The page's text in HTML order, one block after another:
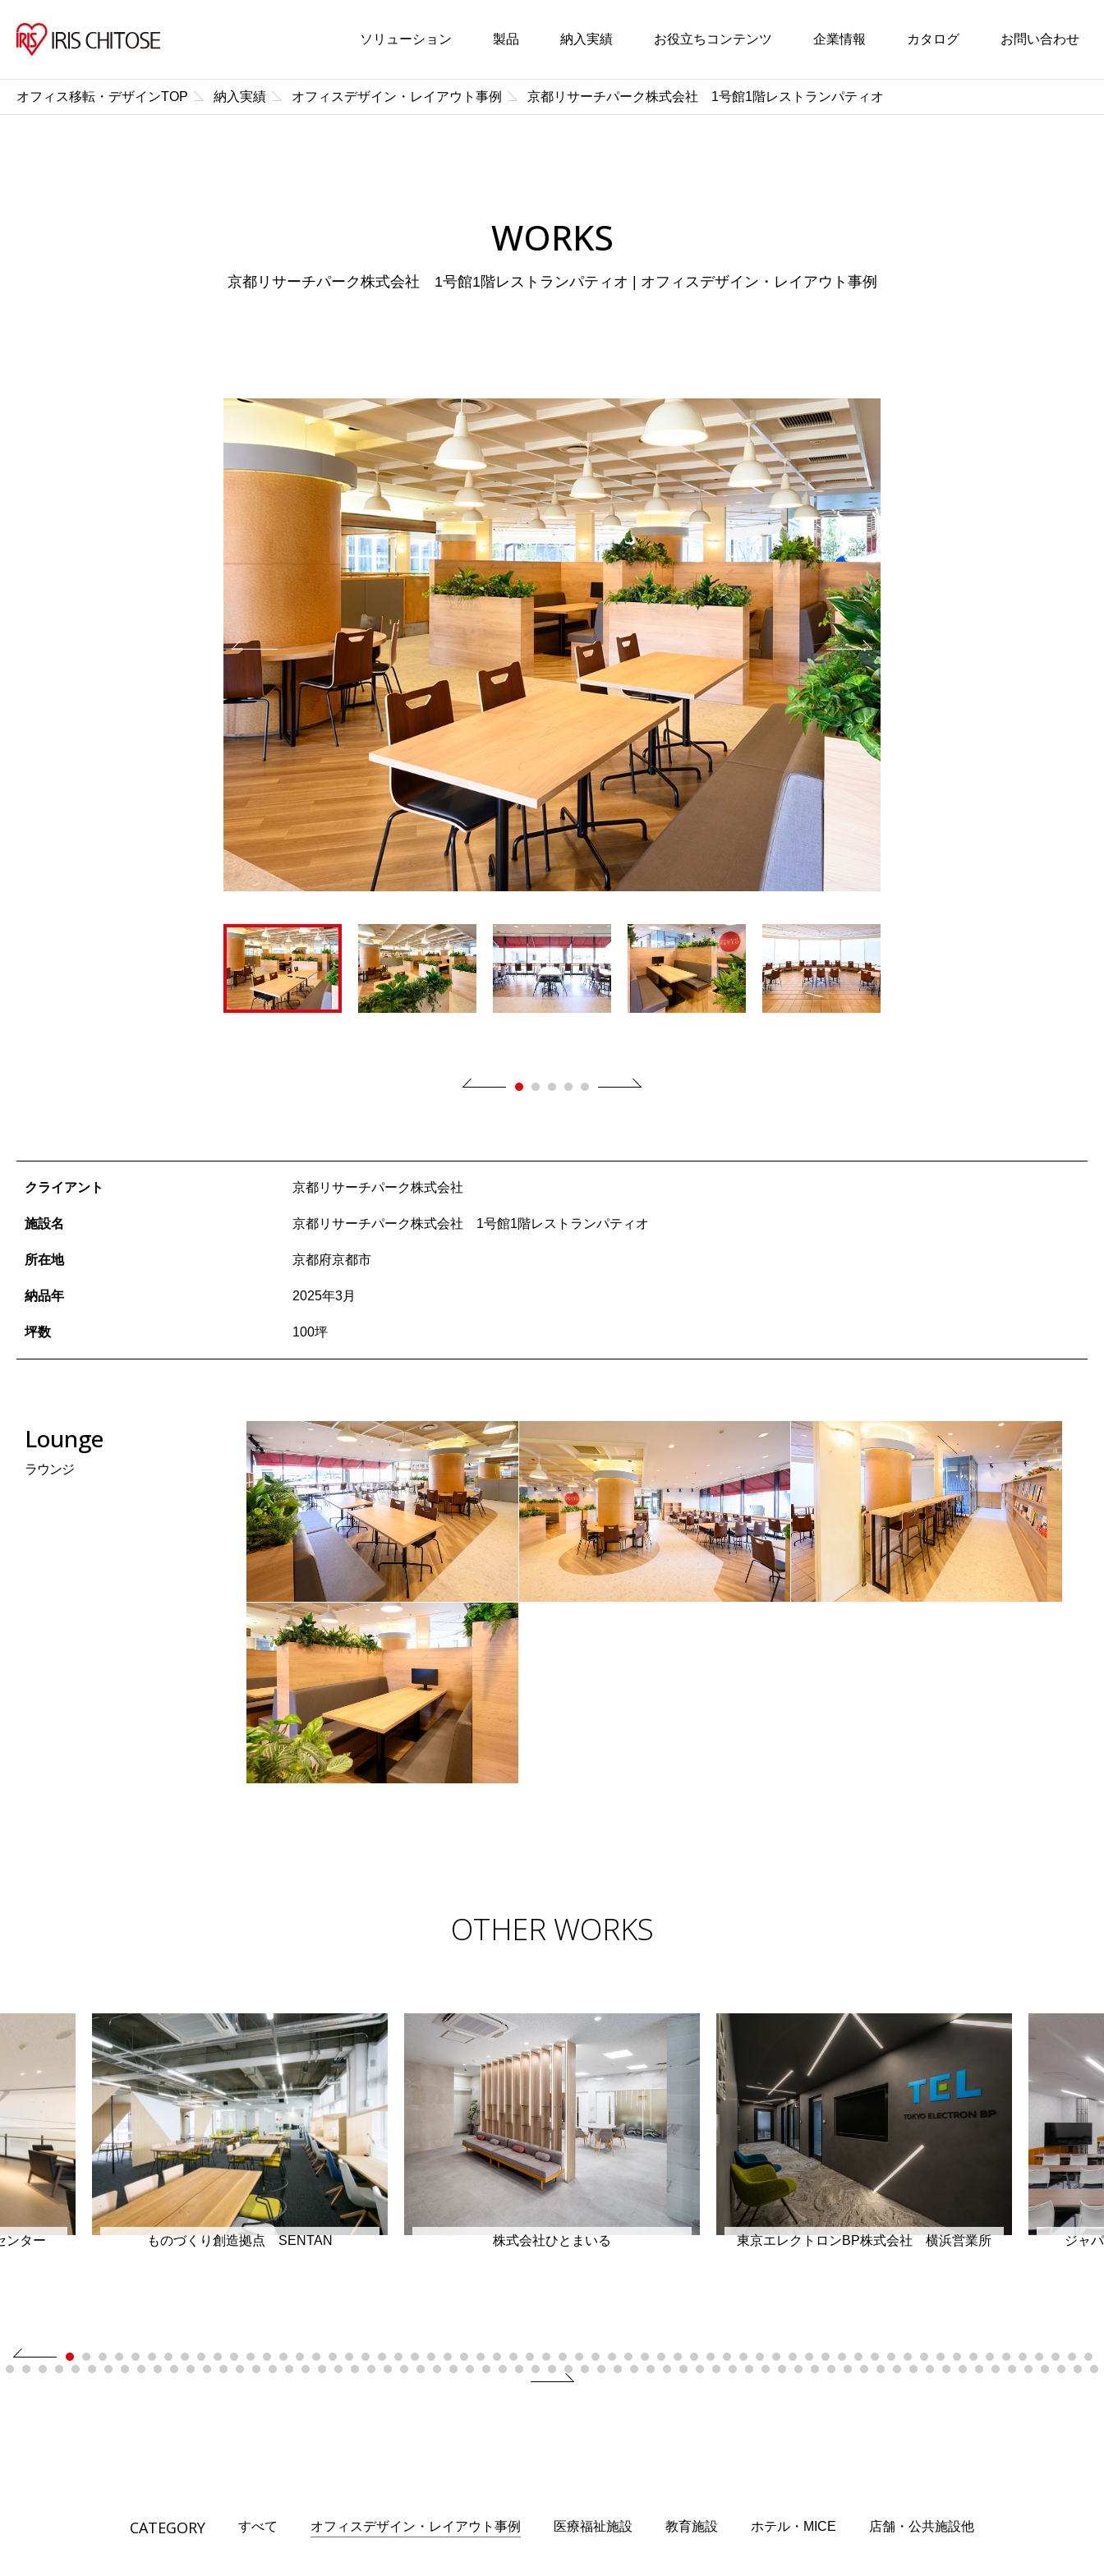
ソリューション 製品 納入実績 お役立ちコンテンツ 企業情報 カタログ お問い合わせ
オフィス移転・デザインTOP 納入実績 オフィスデザイン・レイアウト事例 京都リサーチパーク株式会社 1号館1階レストランパティオ
WORKS
京都リサーチパーク株式会社 1号館1階レストランパティオ | オフィスデザイン・レイアウト事例
クライアント 京都リサーチパーク株式会社
施設名 京都リサーチパーク株式会社 1号館1階レストランパティオ
所在地 京都府京都市
納品年 2025年3月
坪数 100坪
Lounge
ラウンジ
OTHER WORKS
ンター ものづくり創造拠点 SENTAN 株式会社ひとまいる 東京エレクトロンBP株式会社 横浜営業所 ジャ
CATEGORY すべて オフィスデザイン・レイアウト事例 医療福祉施設 教育施設 ホテル・MICE 店舗・公共施設他